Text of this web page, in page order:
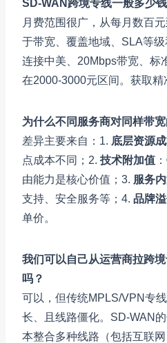
SD-WAN跨境专线一般多少
月费范围很广，从每月数百
于带宽、覆盖地域、SLA等
连接中美、20Mbps带宽、标
在2000-3000元区间。获取精
为什么不同服务商对同样带
差异主要来自：1. 底层资源
点成本不同；2. 技术附加值
由能力是核心价值；3. 服务
支持、安全服务等；4. 品牌
单价。
我们可以自己从运营商拉跨
吗？
可以，但传统MPLS/VPN专
长、且线路僵化。SD-WAN
本整合多种线路（包括互联